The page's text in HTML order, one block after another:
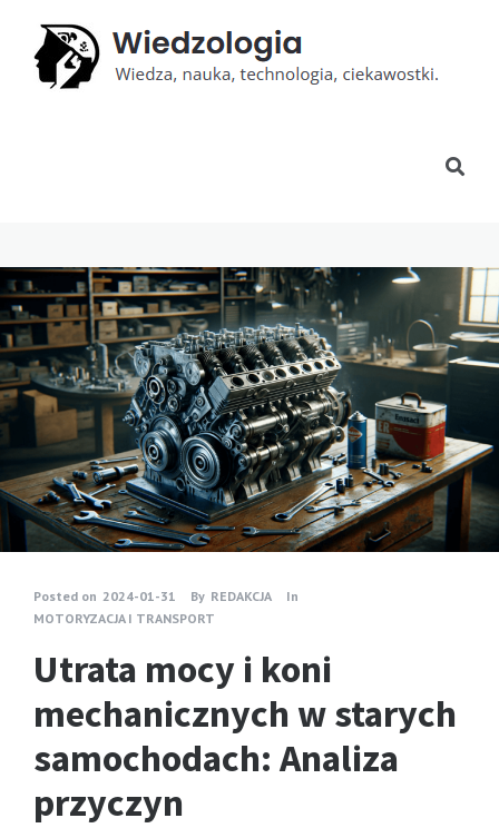
Posted on 2024-01-31 By REDAKCJA
In
MOTORYZACJA I TRANSPORT
Utrata mocy i koni
mechanicznych w starych
samochodach: Analiza
przyczyn